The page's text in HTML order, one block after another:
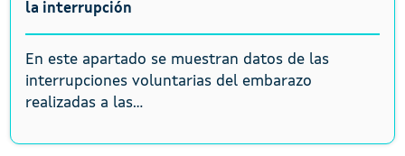
la interrupción
En este apartado se muestran datos de las
interrupciones voluntarias del embarazo
realizadas a las...